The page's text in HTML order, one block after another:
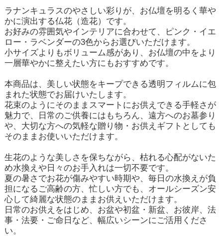
ラナンキュラスのやさしい彩りが、お仏壇を明るく華や
かに演出する仏花（造花）です。
お好みの雰囲気やインテリアに合わせて、ピンク・イエ
ロー・ラベンダーの3色からお選びいただけます。
小サイズよりもボリューム感があり、お仏壇の中をより
一層華やかに整えたい方にもおすすめです。
本商品は、美しい状態をキープできる透明フィルムに包
まれた状態でお届けいたします。
花束のようにそのままスマートにお供えできる手軽さが
魅力で、日常のご供養にはもちろん、遠方へのお墓参り
や、大切な方への気軽な贈り物・お供えギフトとしても
そのままお使いいただけます。
生花のような美しさを保ちながら、枯れる心配がないた
め水換えや日々のお手入れは一切不要です。
夏の暑さでお花が傷みやすい時期や、毎日の水換えが負
担になるご高齢の方、忙しい方でも、オールシーズン安
心して綺麗な状態のままお供えいただけます。
日常のお供えをはじめ、お盆や初盆・新盆、お彼岸、法
事・法要・ご命日など、幅広いシーンにご活用くださ
い。